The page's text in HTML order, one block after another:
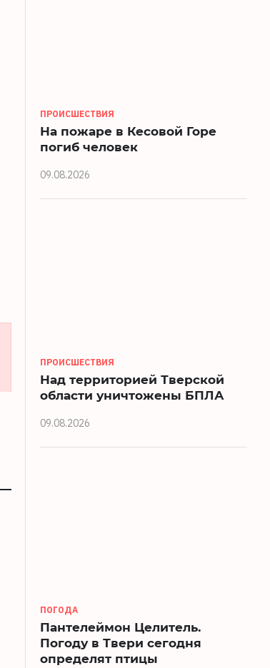
ПРОИСШЕСТВИЯ
На пожаре в Кесовой Горе
погиб человек
09.08.2026
ПРОИСШЕСТВИЯ
Над территорией Тверской
области уничтожены БПЛА
09.08.2026
ПОГОДА
Пантелеймон Целитель.
Погоду в Твери сегодня
определят птицы